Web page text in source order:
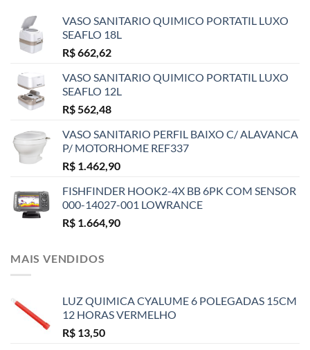
VASO SANITARIO QUIMICO PORTATIL LUXO
SEAFLO 18L
R$662,62
VASO SANITARIO QUIMICO PORTATIL LUXO
SEAFLO 12L
R$ 562,48
VASO SANITARIO PERFIL BAIXO C/ ALAVANCA
P/ MOTORHOME REF337
R$ 1.462,90
FISHFINDER HOOK2-4X BB 6PK COM SENSOR
000-14027-001 LOWRANCE
R$ 1.664,90
MAIS VENDIDOS
LUZ QUIMICA CYALUME 6 POLEGADAS 15CM
12 HORAS VERMELHO
R$ 13,50